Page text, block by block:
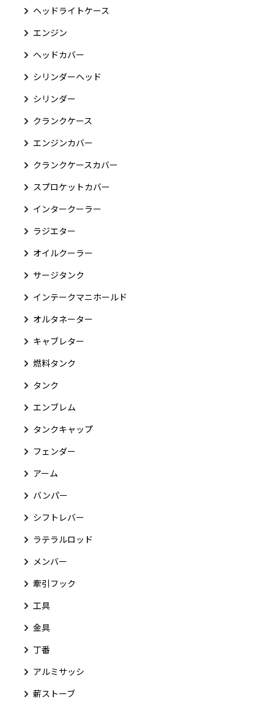
ヘッドライトケース
エンジン
ヘッドカバー
シリンダーヘッド
シリンダー
クランクケース
エンジンカバー
クランクケースカバー
スプロケットカバー
インタークーラー
ラジエター
オイルクーラー
サージタンク
インテークマニホールド
オルタネーター
キャブレター
燃料タンク
タンク
エンブレム
タンクキャップ
フェンダー
アーム
バンパー
シフトレバー
ラテラルロッド
メンバー
牽引フック
工具
金具
丁番
アルミサッシ
薪ストーブ